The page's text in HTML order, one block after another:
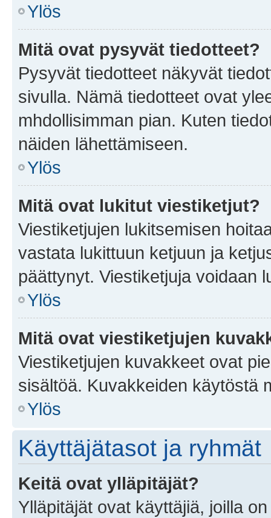
Ylös
Mitä ovat pysyvät tiedotteet?
Pysyvät tiedotteet näkyvät
sivulla. Nämä tiedotteet ovat
mhdollisimman pian. Kuten
näiden lähettämiseen.
Ylös
Mitä ovat lukitut viestiketjut?
Viestiketjujen lukitsemisen
vastata lukittuun ketjuun ja
päättynyt. Viestiketjuja voidaan
Ylös
Mitä ovat viestiketjujen
Viestiketjujen kuvakkeet ovat
sisältöä. Kuvakkeiden käytöstä
Ylös
Käyttäjätasot ja ryhmät
Keitä ovat ylläpitäjät?
Ylläpitäjät ovat käyttäjiä, joilla